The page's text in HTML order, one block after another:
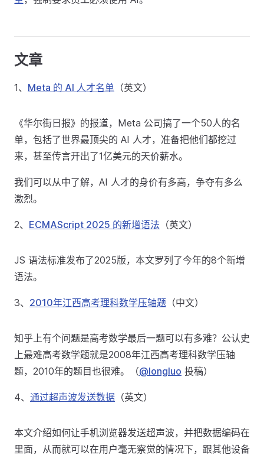
文章
1、 Meta 的 AI 人才名单 （英文）
《华尔街日报》的报道，Meta 公司搞了一个50人的名
单，包括了世界最顶尖的 AI 人才，准备把他们都挖过
来，甚至传言开出了1亿美元的天价薪水。
我们可以从中了解，AI 人才的身价有多高，争夺有多么
激烈。
2、 ECMAScript 2025 的新增语法 （英文）
JS 语法标准发布了2025版，本文罗列了今年的8个新增
语法。
3、 2010年江西高考理科数学压轴题 （中文）
知乎上有个问题是高考数学最后一题可以有多难？公认史
上最难高考数学题就是2008年江西高考理科数学压轴
题，2010年的题目也很难。（@longluo 投稿）
4、 通过超声波发送数据 （英文）
本文介绍如何让手机浏览器发送超声波，并把数据编码在
里面，从而就可以在用户毫无察觉的情况下，跟其他设备